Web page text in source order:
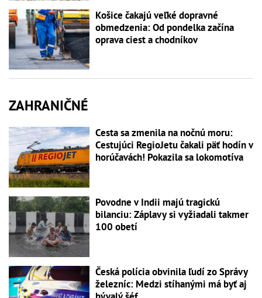
Košice čakajú veľké dopravné
obmedzenia: Od pondelka začína
oprava ciest a chodníkov
ZAHRANIČNÉ
Cesta sa zmenila na nočnú moru:
Cestujúci RegioJetu čakali päť hodín v
horúčavách! Pokazila sa lokomotíva
Povodne v Indii majú tragickú
bilanciu: Záplavy si vyžiadali takmer
100 obetí
Česká polícia obvinila ľudí zo Správy
železníc: Medzi stíhanými má byť aj